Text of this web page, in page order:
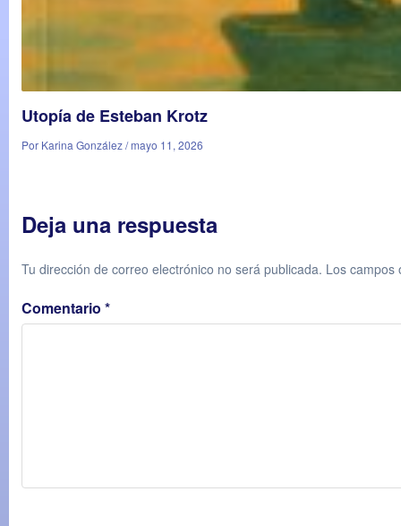
Utopía de Esteban Krotz
Por Karina González / mayo 11, 2026
Deja una respuesta
Tu dirección de correo electrónico no será publicada. Los campos
Comentario *